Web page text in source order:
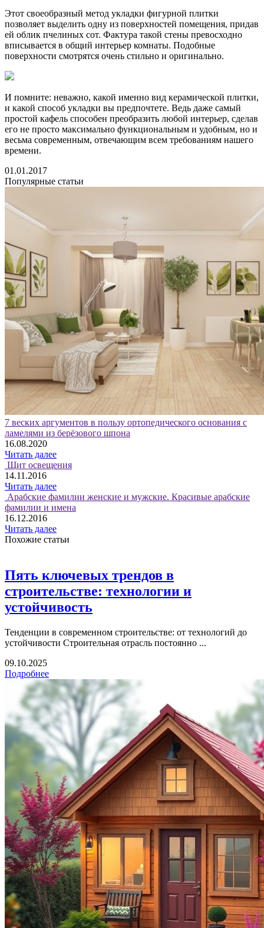
Этот своеобразный метод укладки фигурной плитки
позволяет выделить одну из поверхностей помещения, придав
ей облик пчелиных сот. Фактура такой стены превосходно
вписывается в общий интерьер комнаты. Подобные
поверхности смотрятся очень стильно и оригинально.
И помните: неважно, какой именно вид керамической плитки,
и какой способ укладки вы предпочтете. Ведь даже самый
простой кафель способен преобразить любой интерьер, сделав
его не просто максимально функциональным и удобным, но и
весьма современным, отвечающим всем требованиям нашего
времени.
01.01.2017
Популярные статьи
7 веских аргументов в пользу ортопедического основания с
ламелями из берёзового шпона
16.08.2020
Читать далее
Щит освещения
14.11.2016
Читать далее
Арабские фамилии женские и мужские. Красивые арабские
фамилии и имена
16.12.2016
Читать далее
Похожие статьи
Пять ключевых трендов в
строительстве: технологии и
устойчивость
Тенденции в современном строительстве: от технологий до
устойчивости Строительная отрасль постоянно ...
09.10.2025
Подробнее